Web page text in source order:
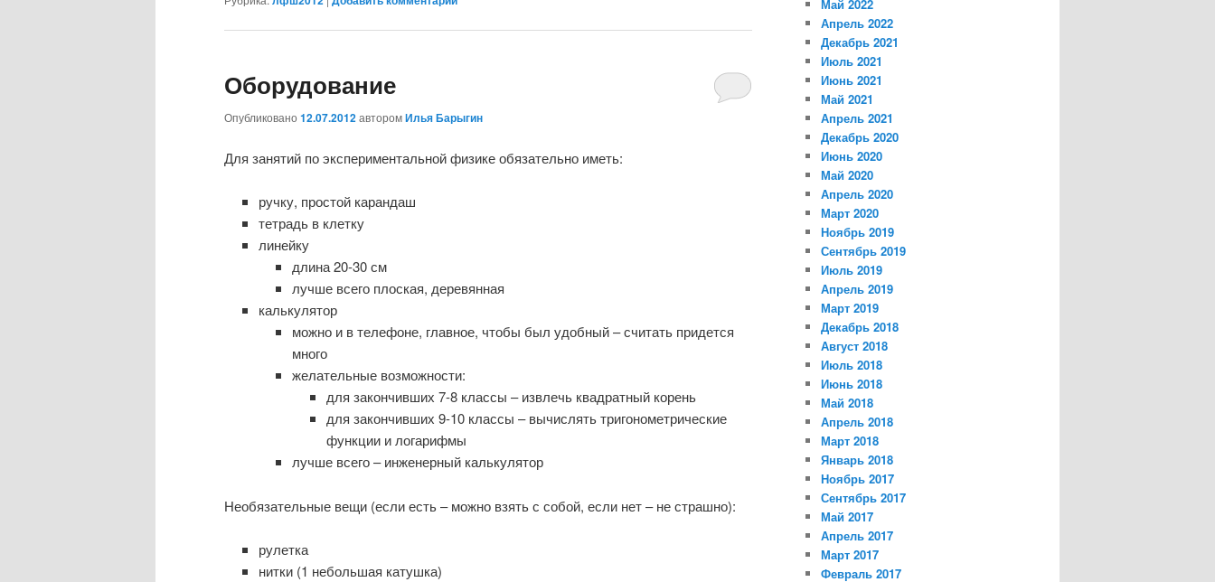
Оборудование
Опубликовано 12.07.2012авторомИлья Барыгин
Для занятий по экспериментальной физике обязательно иметь:
ручку, простой карандаш
тетрадь в клетку
линейку
длина 20-30 см
лучше всего плоская, деревянная
калькулятор
можно и в телефоне, главное, чтобы был удобный – считать придется
много
желательные возможности:
для закончивших 7-8 классы – извлечь квадратный корень
для закончивших 9-10 классы – вычислять тригонометрические
функции и логарифмы
лучше всего – инженерный калькулятор
Необязательные вещи (если есть – можно взять с собой, если нет – не страшно):
рулетка
нитки (1 небольшая катушка)
Май 2022
Апрель 2022
Декабрь 2021
Июль 2021
Июнь 2021
Май 2021
Апрель 2021
Декабрь 2020
Июнь 2020
Май 2020
Апрель 2020
Март 2020
Ноябрь 2019
Сентябрь 2019
Июль 2019
Апрель 2019
Март 2019
Декабрь 2018
Август 2018
Июль 2018
Июнь 2018
Май 2018
Апрель 2018
Март 2018
Январь 2018
Ноябрь 2017
Сентябрь 2017
Май 2017
Апрель 2017
Март 2017
Февраль 2017